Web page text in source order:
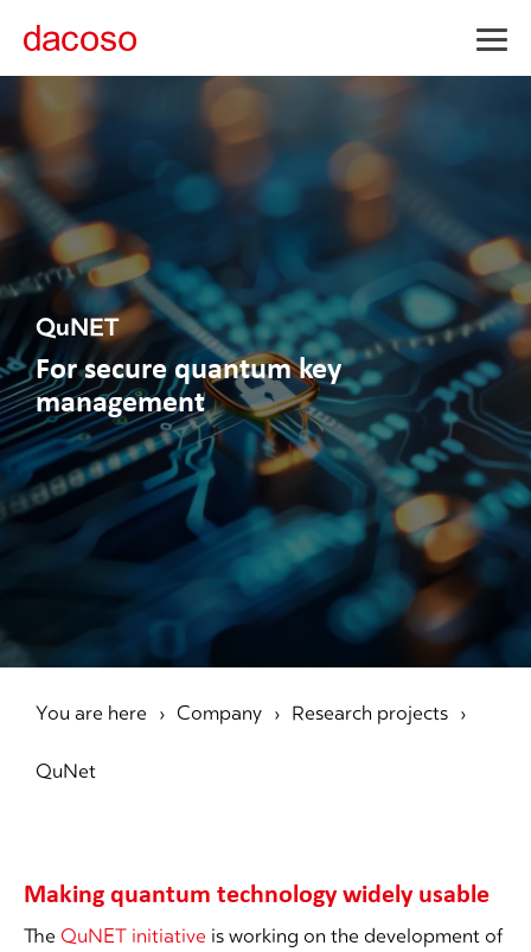
QuNET
For secure quantum key
management
You are here Company Research projects
QuNet
Making quantum technology widely usable
The QuNET initiative is working on the development of